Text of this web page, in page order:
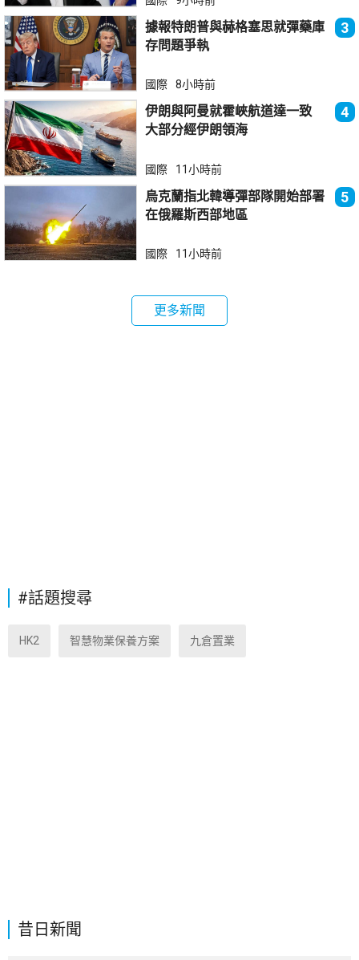
昔日新聞
據報特朗普與赫格塞思就彈藥庫
存問題爭執
3
國際 8小時前
伊朗與阿曼就霍峽航道達一致
大部分經伊朗領海
4
國際 11小時前
烏克蘭指北韓導彈部隊開始部署
在俄羅斯西部地區
5
國際 11小時前
更多新聞
#話題搜尋
HK2 智慧物業保養方案 九倉置業